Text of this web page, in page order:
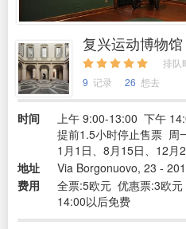
复兴运动博物馆
排队
9 记录 26 想去
时间
上午 9:00-13:00 下午
提前1.5小时停止售票 周
1月1日、8月15日、12月
地址
Via Borgonuovo, 23 -
费用
全票:5欧元 优惠票:3欧
14:00以后免费